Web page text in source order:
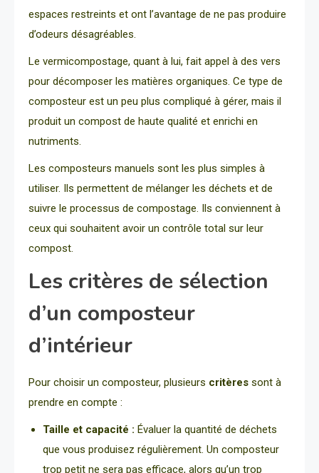
espaces restreints et ont l’avantage de ne pas produire
d’odeurs désagréables.
Le vermicompostage, quant à lui, fait appel à des vers
pour décomposer les matières organiques. Ce type de
composteur est un peu plus compliqué à gérer, mais il
produit un compost de haute qualité et enrichi en
nutriments.
Les composteurs manuels sont les plus simples à
utiliser. Ils permettent de mélanger les déchets et de
suivre le processus de compostage. Ils conviennent à
ceux qui souhaitent avoir un contrôle total sur leur
compost.
Les critères de sélection
d’un composteur
d’intérieur
Pour choisir un composteur, plusieurs critères sont à
prendre en compte :
Taille et capacité : Évaluer la quantité de déchets
que vous produisez régulièrement. Un composteur
trop petit ne sera pas efficace, alors qu’un trop